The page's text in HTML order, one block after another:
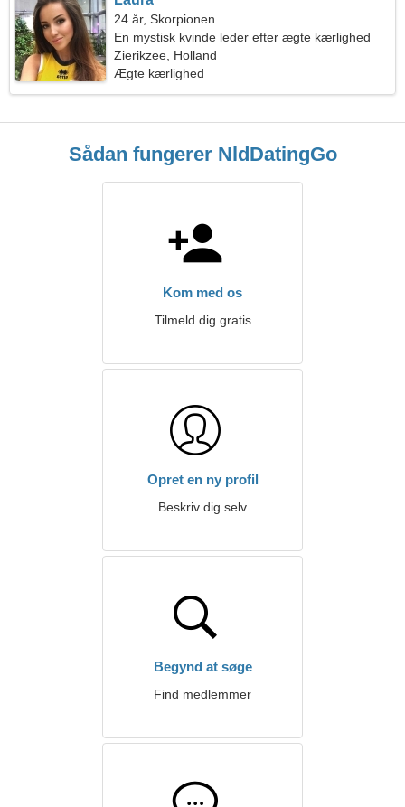
24 år, Skorpionen
En mystisk kvinde leder efter ægte kærlighed
Zierikzee, Holland
Ægte kærlighed
Sådan fungerer NldDatingGo
Kom med os
Tilmeld dig gratis
Opret en ny profil
Beskriv dig selv
Begynd at søge
Find medlemmer